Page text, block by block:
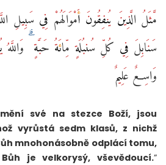
مَّثَلُ الَّذِينَ يُنفِقُونَ أَمْوَالَهُمْ فِي سَبِيلِ
سَنَابِلَ فِي كُلِّ سُنبُلَةٍ مِّائَةُ حَبَّةٍ
وَاسِعٌ عَلِيمٌ
své na stezce Boží, jsou
vyrůstá sedm klasů, z nichž
mnohonásobně odplácí tomu,
je velkorysý, vševědoucí.”